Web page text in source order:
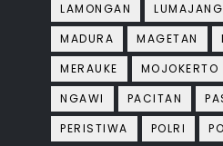
LAMONGAN
LUMAJANG
MADURA
MAGETAN
MERAUKE
MOJOKERTO
NGAWI
PACITAN
PERISTIWA
POLRI